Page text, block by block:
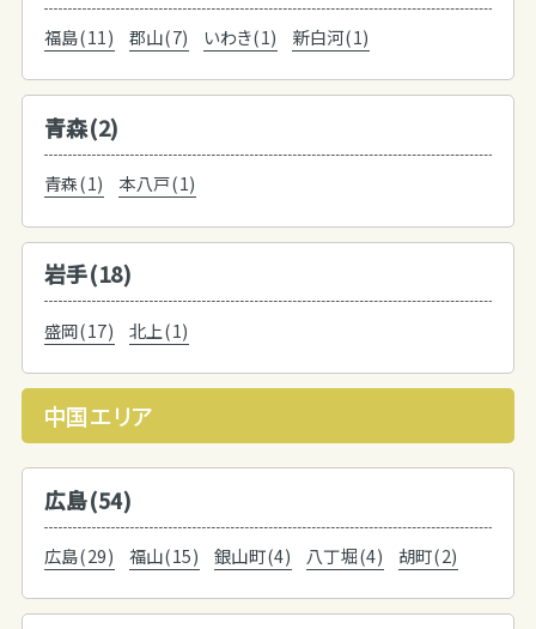
福島(11) 郡山(7) いわき(1) 新白河(1)
青森(2)
青森(1) 本八戸(1)
岩手(18)
盛岡(17) 北上(1)
中国エリア
広島(54)
広島(29) 福山(15) 銀山町(4) 八丁堀(4) 胡町(2)